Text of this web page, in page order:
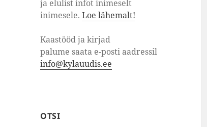
ja elulist infot inimeselt
inimesele.Loe lähemalt!
Kaastööd ja kirjad
palume saata e-posti aadressil
info@kylauudis.ee
OTSI